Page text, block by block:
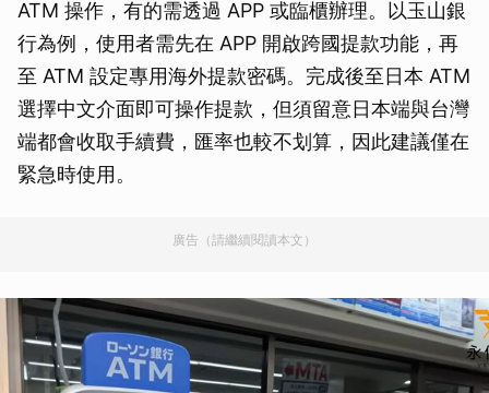
ATM 操作，有的需透過 APP 或臨櫃辦理。以玉山銀
行為例，使用者需先在 APP 開啟跨國提款功能，再
至 ATM 設定專用海外提款密碼。完成後至日本 ATM
選擇中文介面即可操作提款，但須留意日本端與台灣
端都會收取手續費，匯率也較不划算，因此建議僅在
緊急時使用。
廣告（請繼續閱讀本文）